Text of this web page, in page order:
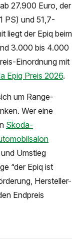
27.900 Euro, der
PS) und 51,7-
liegt der Epiq beim
3.000 bis 4.000
Einordnung mit
Epiq Preis 2026.
um Range-
Wer eine
Skoda-
Umstieg
“der Epiq ist
Hersteller-
Endpreis